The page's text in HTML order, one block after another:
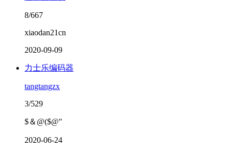
8/667
xiaodan21cn
2020-09-09
力士乐编码器
tangtangzx
3/529
$＆@($@"
2020-06-24